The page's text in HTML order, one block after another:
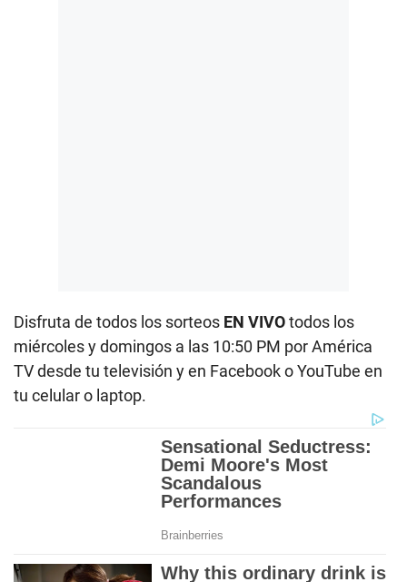
Disfruta de todos los sorteos EN VIVOtodos los
miércoles y domingos a las 10:50 PM por América
TV desde tu televisión y en Facebook o YouTube en
tu celular o laptop.